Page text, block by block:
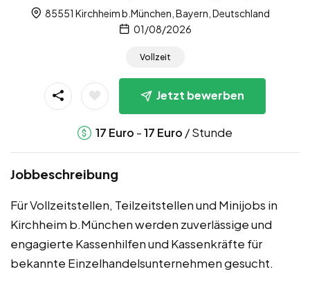
85551 Kirchheim b.München, Bayern, Deutschland
01/08/2026
Vollzeit
Jetzt bewerben
17 Euro -17 Euro / Stunde
Jobbeschreibung
Für Vollzeitstellen, Teilzeitstellen und Minijobs in
Kirchheim b.München werden zuverlässige und
engagierte Kassenhilfen und Kassenkräfte für
bekannte Einzelhandelsunternehmen gesucht.